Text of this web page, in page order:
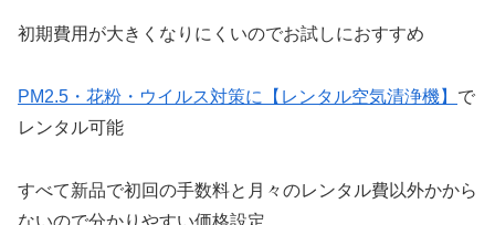
初期費用が大きくなりにくいのでお試しにおすすめ
PM2.5・花粉・ウイルス対策に【レンタル空気清浄機】 で
レンタル可能
すべて新品で初回の手数料と月々のレンタル費以外かから
ないので分かりやすい価格設定